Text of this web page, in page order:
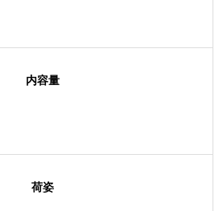
内容量
荷姿